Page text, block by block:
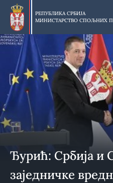
Прескочи
главни
део
садржаја
РЕПУБЛИКА СРБИЈА
МИНИСТАРСТВО СПОЉНИХ
Ђурић: Србија и
заједничке